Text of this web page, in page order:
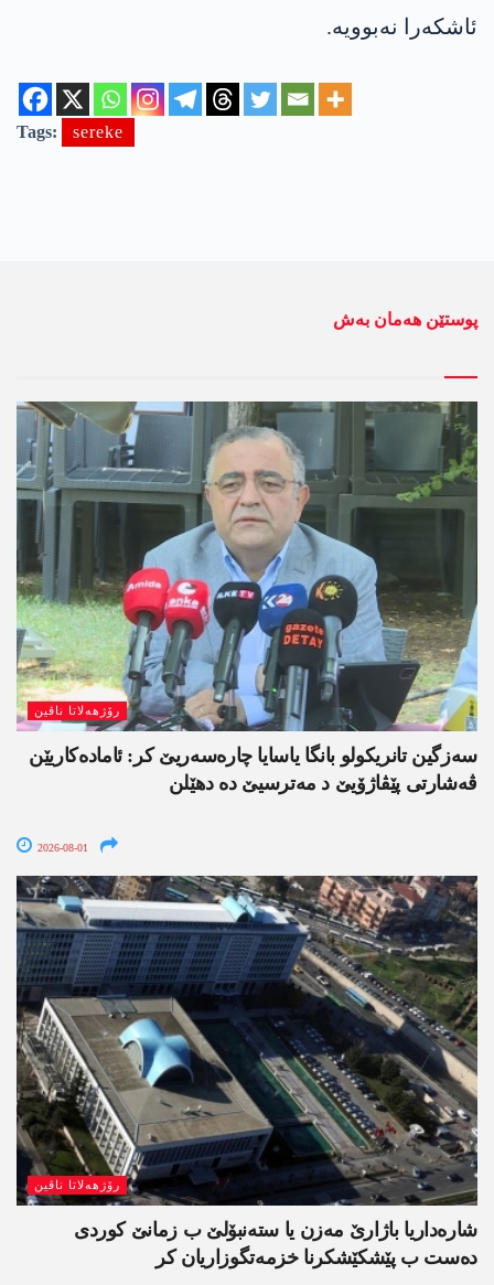
ئاشکەرا نەبوویە.
Tags: sereke
پوستێن ھەمان بەش
رۆژھەلاتا ناڤین
سەزگین تانریکولو بانگا یاسایا چارەسەریێ کر: ئامادەکاریێن
ڤەشارتی پێڤاژۆیێ د مەترسیێ دە دھێلن
2026-08-01
رۆژھەلاتا ناڤین
شارەداریا باژارێ مەزن یا ستەنبۆلێ ب زمانێ کوردی
دەست ب پێشکێشکرنا خزمەتگوزاریان کر